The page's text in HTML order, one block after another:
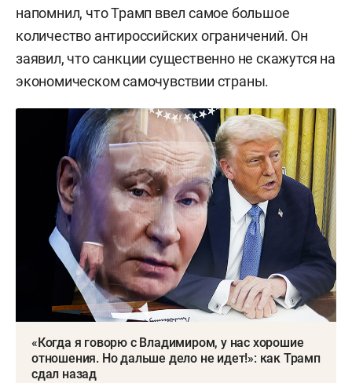
напомнил, что Трамп ввел самое большое
количество антироссийских ограничений. Он
заявил, что санкции существенно не скажутся на
экономическом самочувствии страны.
«Когда я говорю с Владимиром, у нас хорошие
отношения. Но дальше дело не идет!»: как Трамп
сдал назад